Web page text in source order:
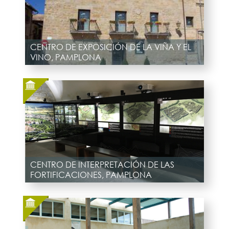
CENTRO DE EXPOSICIÓN DE LA VIÑA Y EL
VINO, PAMPLONA
CENTRO DE INTERPRETACIÓN DE LAS
FORTIFICACIONES, PAMPLONA